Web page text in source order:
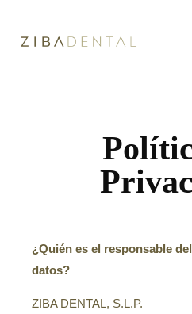
Exploración Oral
Odontología
Periodoncia
Estética Dental
Blanqueamiento dental
¿Quién es el responsable
datos?
ZIBA DENTAL, S.L.P.